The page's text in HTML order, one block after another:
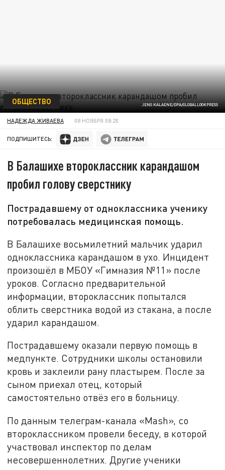
JENS KALAENE/DPA/GLOBALLOOKPRESS
ОБЩЕСТВО
НАДЕЖДА ЖИВАЕВА 08 НОЯБРЯ 08:20
ПОДПИШИТЕСЬ:
В Балашихе второклассник карандашом
пробил голову сверстнику
Пострадавшему от одноклассника ученику
потребовалась медицинская помощь.
В Балашихе восьмилетний мальчик ударил
одноклассника карандашом в ухо. Инцидент
произошёл в МБОУ «Гимназия №11» после
уроков. Согласно предварительной
информации, второклассник попытался
облить сверстника водой из стакана, а после
ударил карандашом.
Пострадавшему оказали первую помощь в
медпункте. Сотрудники школы остановили
кровь и заклеили рану пластырем. После за
сыном приехал отец, который
самостоятельно отвёз его в больницу.
По данным телеграм-канала «Mash», со
второклассником провели беседу, в которой
участвовал инспектор по делам
несовершеннолетних. Другие ученики